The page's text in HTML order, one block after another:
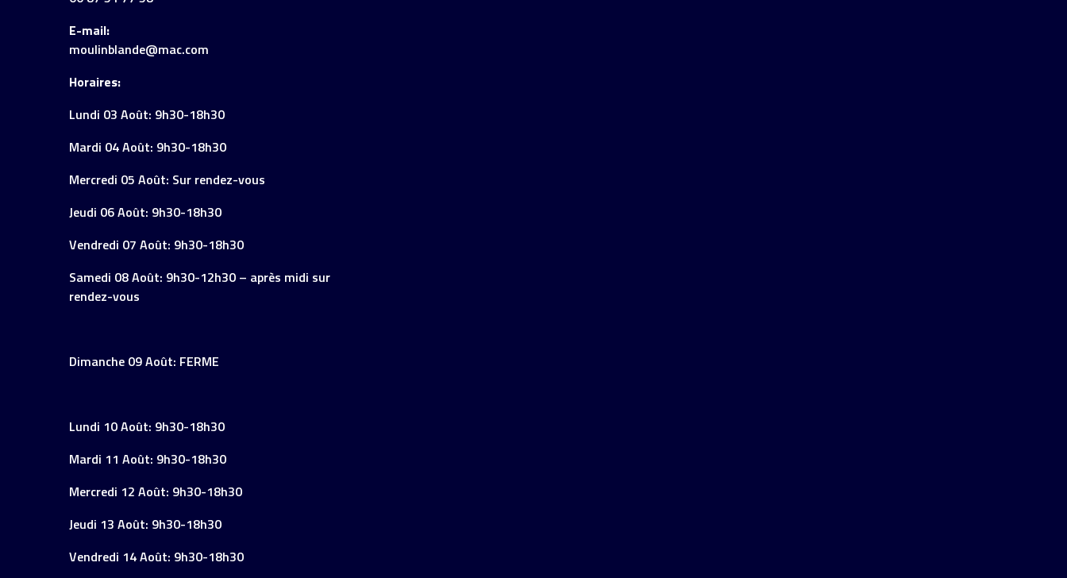
E-mail:
moulinblande@mac.com
Horaires:
Lundi 03 Août: 9h30-18h30
Mardi 04 Août: 9h30-18h30
Mercredi 05 Août: Sur rendez-vous
Jeudi 06 Août: 9h30-18h30
Vendredi 07 Août: 9h30-18h30
Samedi 08 Août: 9h30-12h30 – après midi sur
rendez-vous
Dimanche 09 Août: FERME
Lundi 10 Août: 9h30-18h30
Mardi 11 Août: 9h30-18h30
Mercredi 12 Août: 9h30-18h30
Jeudi 13 Août: 9h30-18h30
Vendredi 14 Août: 9h30-18h30